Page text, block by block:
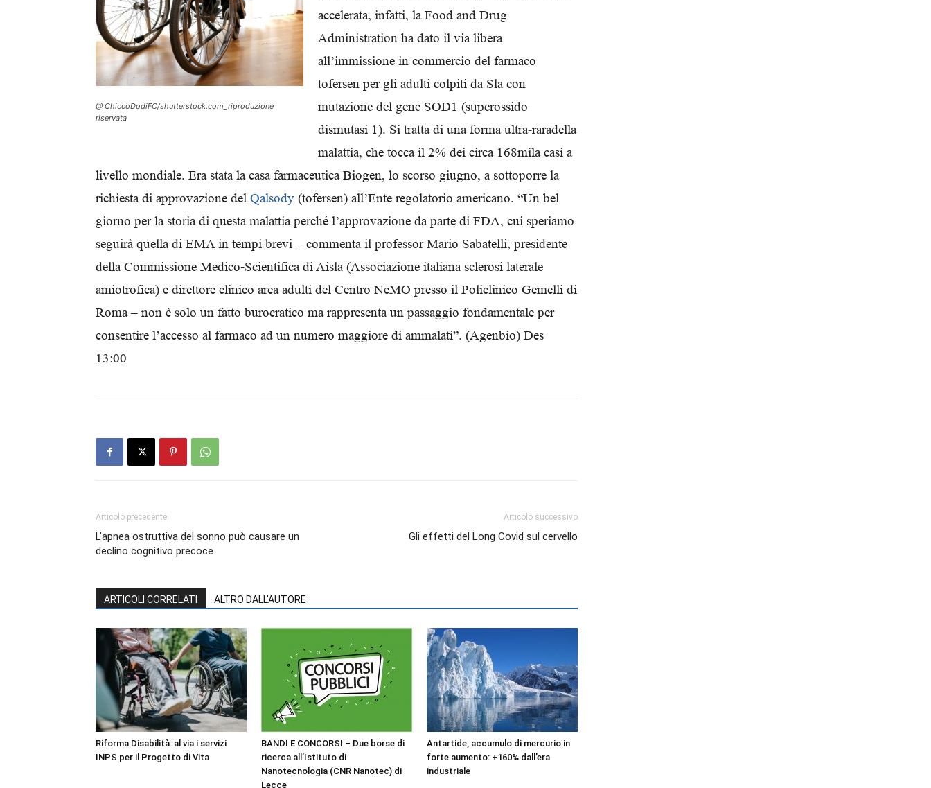
Biologi
@ ChiccoDodiFC/shutterstock.com_riproduzione
riservata
accelerata, infatti, la Food and Drug
Administration ha dato il via libera
all’immissione in commercio del farmaco
tofersen per gli adulti colpiti da Sla con
mutazione del gene SOD1 (superossido
dismutasi 1). Si tratta di una forma ultra-raradella
malattia, che tocca il 2% dei circa 168mila casi a
livello mondiale. Era stata la casa farmaceutica Biogen, lo scorso giugno, a sottoporre la
richiesta di approvazione del Qalsody (tofersen) all’Ente regolatorio americano. “Un bel
giorno per la storia di questa malattia perché l’approvazione da parte di FDA, cui speriamo
seguirà quella di EMA in tempi brevi – commenta il professor Mario Sabatelli, presidente
della Commissione Medico-Scientifica di Aisla (Associazione italiana sclerosi laterale
amiotrofica) e direttore clinico area adulti del Centro NeMO presso il Policlinico Gemelli di
Roma – non è solo un fatto burocratico ma rappresenta un passaggio fondamentale per
consentire l’accesso al farmaco ad un numero maggiore di ammalati”. (Agenbio) Des
13:00
Articolo precedente
L’apnea ostruttiva del sonno può causare un
declino cognitivo precoce
Articolo successivo
Gli effetti del Long Covid sul cervello
ARTICOLI CORRELATI ALTRO DALL'AUTORE
Riforma Disabilità: al via i servizi
INPS per il Progetto di Vita
BANDI E CONCORSI – Due borse di
ricerca all’Istituto di
Nanotecnologia (CNR Nanotec) di
Lecce
Antartide, accumulo di mercurio in
forte aumento: +160% dall’era
industriale